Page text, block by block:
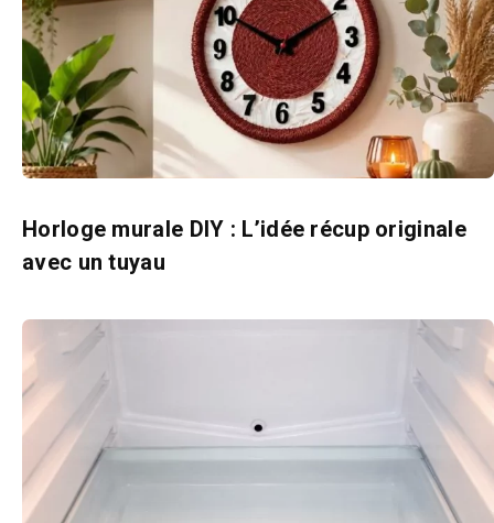
Horloge murale DIY : L’idée récup originale
avec un tuyau